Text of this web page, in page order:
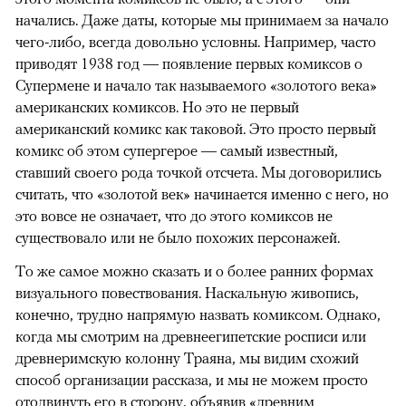
начались. Даже даты, которые мы принимаем за начало
чего-либо, всегда довольно условны. Например, часто
приводят 1938 год — появление первых комиксов о
Супермене и начало так называемого «золотого века»
американских комиксов. Но это не первый
американский комикс как таковой. Это просто первый
комикс об этом супергерое — самый известный,
ставший своего рода точкой отсчета. Мы договорились
считать, что «золотой век» начинается именно с него, но
это вовсе не означает, что до этого комиксов не
существовало или не было похожих персонажей.
То же самое можно сказать и о более ранних формах
визуального повествования. Наскальную живопись,
конечно, трудно напрямую назвать комиксом. Однако,
когда мы смотрим на древнеегипетские росписи или
древнеримскую колонну Траяна, мы видим схожий
способ организации рассказа, и мы не можем просто
отодвинуть его в сторону, объявив «древним